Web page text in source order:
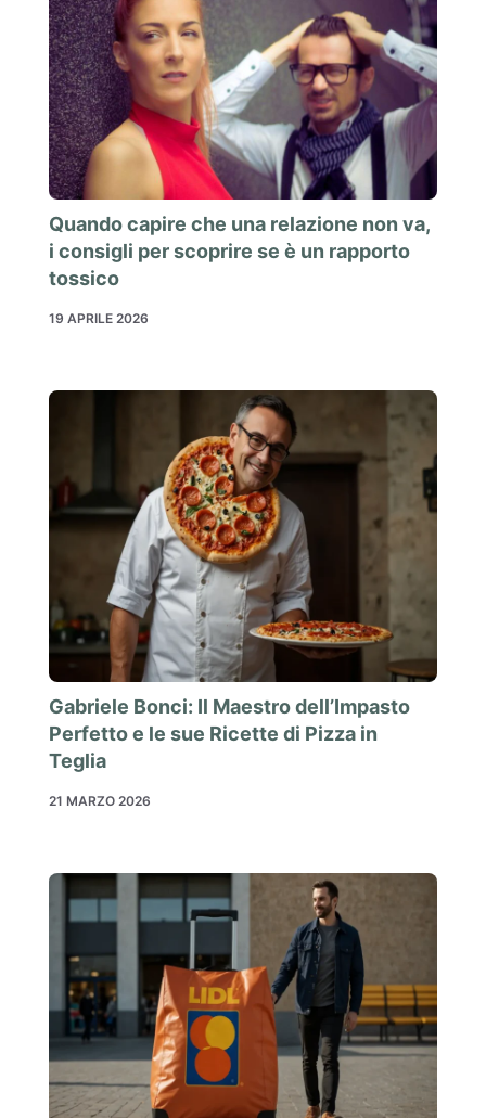
Quando capire che una relazione non va,
i consigli per scoprire se è un rapporto
tossico
19 APRILE 2026
Gabriele Bonci: Il Maestro dell’Impasto
Perfetto e le sue Ricette di Pizza in
Teglia
21 MARZO 2026